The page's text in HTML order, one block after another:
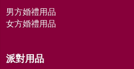
男方婚禮用品
女方婚禮用品
派對用品